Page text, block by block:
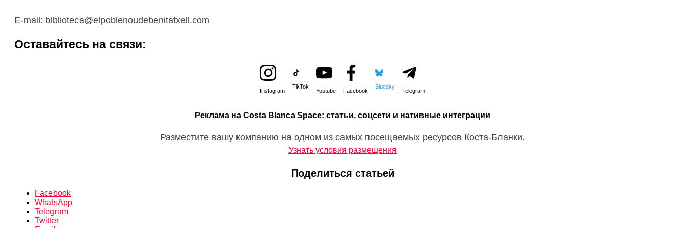
E-mail: biblioteca@elpoblenoudebenitatxell.com
Оставайтесь на связи:
Instagram
TikTok
Youtube Facebook
Bluesky
Telegram
Реклама на Costa Blanca Space: статьи, соцсети и нативные интеграции
Разместите вашу компанию на одном из самых посещаемых ресурсов Коста-Бланки.
Узнать условия размещения
Поделиться статьей
Facebook
WhatsApp
Telegram
Twitter